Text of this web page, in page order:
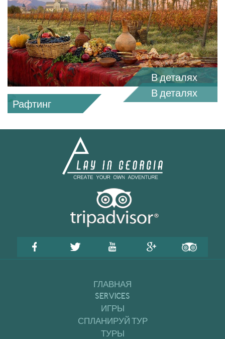
В деталях
Рафтинг
В деталях
ГЛАВНАЯ
SERVICES
ИГРЫ
СПЛАНИРУЙ ТУР
ТУРЫ